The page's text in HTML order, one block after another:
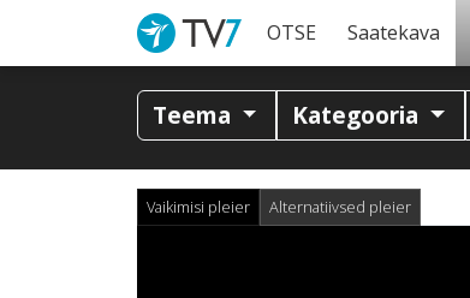
OTSE Saatekava
Teema Kategooria
Vaikimisi pleier Alternatiivsed pleier